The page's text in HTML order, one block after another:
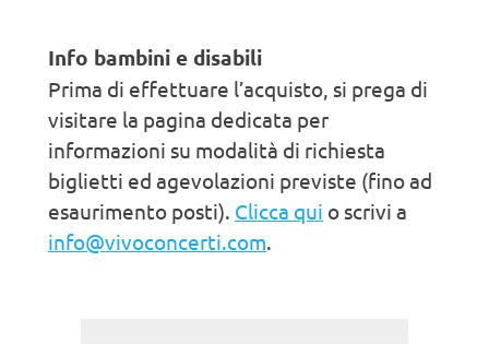
Info bambini e disabili
Prima di effettuare l’acquisto, si prega di
visitare la pagina dedicata per
informazioni su modalità di richiesta
biglietti ed agevolazioni previste (fino ad
esaurimento posti). Clicca qui o scrivi a
info@vivoconcerti.com.